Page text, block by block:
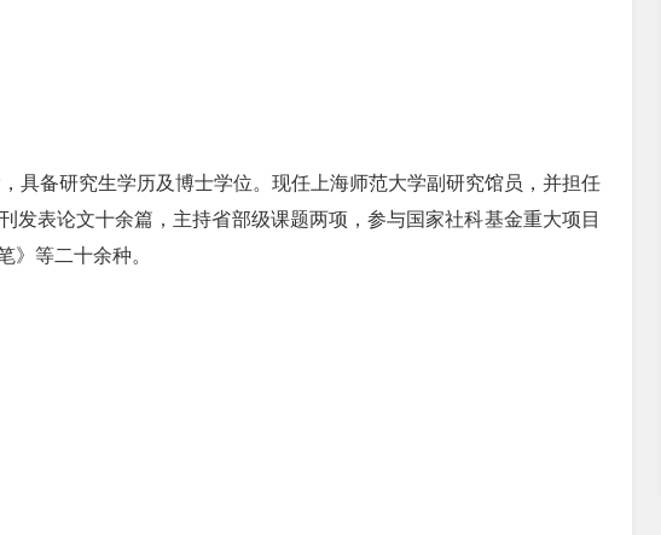
具备研究生学历及博士学位。现任上海师范大学副研究馆员，并担任
发表论文十余篇，主持省部级课题两项，参与国家社科基金重大项目
》等二十余种。